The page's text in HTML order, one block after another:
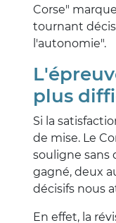
Corse"
tournant
l'autonomie".
plus
Si la
de mise. Le
souligne sans
gagné, deux
décisifs nous
En effet, la